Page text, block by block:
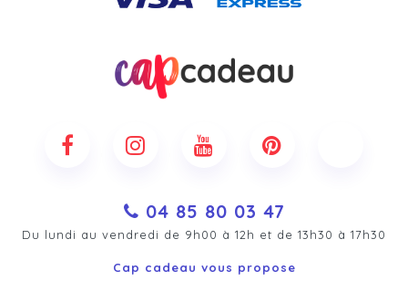
04 85 80 03 47
Du lundi au vendredi de 9h00 à 12h et de 13h30 à 17h30
Cap cadeau vous propose